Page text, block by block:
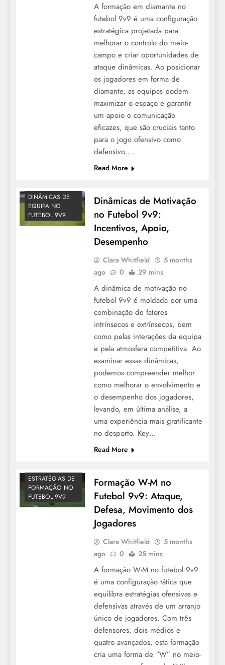
A formação em diamante no
futebol 9v9 é uma configuração
estratégica projetada para
melhorar o controlo do meio-
campo e criar oportunidades de
ataque dinâmicas. Ao posicionar
os jogadores em forma de
diamante, as equipas podem
maximizar o espaço e garantir
um apoio e comunicação
eficazes, que são cruciais tanto
para o jogo ofensivo como
defensivo….
Read More
DINÂMICAS DE
EQUIPA NO
FUTEBOL 9V9
Dinâmicas de Motivação
no Futebol 9v9:
Incentivos, Apoio,
Desempenho
Clara Whitfield
5 months
ago
0 29 mins
A dinâmica de motivação no
futebol 9v9 é moldada por uma
combinação de fatores
intrínsecos e extrínsecos, bem
como pelas interações da equipa
e pela atmosfera competitiva. Ao
examinar essas dinâmicas,
podemos compreender melhor
como melhorar o envolvimento e
o desempenho dos jogadores,
levando, em última análise, a
uma experiência mais gratificante
no desporto. Key…
Read More
ESTRATÉGIAS DE
FORMAÇÃO NO
FUTEBOL 9V9
Formação W-M no
Futebol 9v9: Ataque,
Defesa, Movimento dos
Jogadores
Clara Whitfield
5 months
ago
0 25 mins
A formação W-M no futebol 9v9
é uma configuração tática que
equilibra estratégias ofensivas e
defensivas através de um arranjo
único de jogadores. Com três
defensores, dois médios e
quatro avançados, esta formação
cria uma forma de “W” no meio-